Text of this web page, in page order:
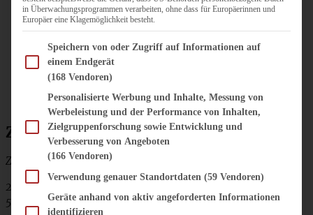
Zutaten für 12 Pflaumen-Friands:
Zutaten für 12 Friands in Muffinform gebacken:
200 g Butter
50 g Speisestärke
in Überwachungsprogrammen verarbeiten, ohne dass für Europäerinnen und
Europäer eine Klagemöglichkeit besteht.
Im Folgenden finden Sie eine Liste der Zwecke des IAB Transparency and Consent
Speichern von oder Zugriff auf Informationen auf
einem Endgerät
(168 Vendoren)
Personalisierte Werbung und Inhalte, Messung von
Werbeleistung und der Performance von Inhalten,
Zielgruppenforschung sowie Entwicklung und
Verbesserung von Angeboten
(166 Vendoren)
Verwendung genauer Standortdaten (59 Vendoren)
Geräte anhand von aktiv angeforderten Informationen
identifizieren